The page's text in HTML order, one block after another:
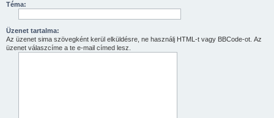
Téma:
Üzenet tartalma:
Az üzenet sima szövegként kerül elküldésre, ne használj HTML-t vagy BBCode-ot. Az
üzenet válaszcíme a te e-mail címed lesz.